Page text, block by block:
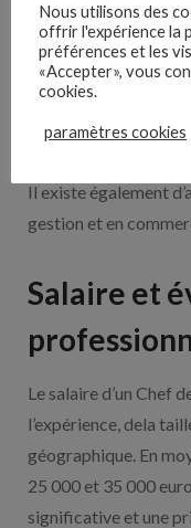
Bac pro
BTS
Licence
Master
distribution
Il existe également
gestion et en
Salaire et
Le salaire d’un Chef
l’expérience, dela
géographique. En
25 000 et 35 000
significative et une
Nous utilisons des
offrir l'expérience la
préférences et les
«Accepter», vous
cookies.
paramètres cookies